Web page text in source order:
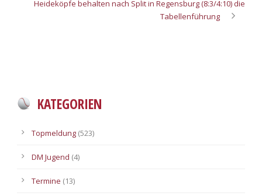
Heideköpfe behalten nach Split in Regensburg (8:3/4:10) die
Tabellenführung
KATEGORIEN
Topmeldung (523)
DM Jugend (4)
Termine (13)